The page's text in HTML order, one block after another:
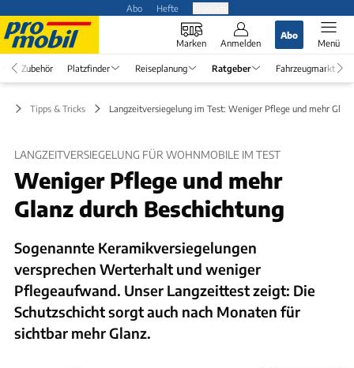
Abo Hefte
Marken Anmelden
Abo
Menü
Zubehör Platzfinder Reiseplanung Ratgeber Fahrzeugmarkt
Tipps & Tricks Langzeitversiegelung im Test: Weniger Pflege und mehr Glanz
LANGZEITVERSIEGELUNG FÜR WOHNMOBILE IM TEST
Weniger Pflege und mehr
Glanz durch Beschichtung
Sogenannte Keramikversiegelungen
versprechen Werterhalt und weniger
Pflegeaufwand. Unser Langzeittest zeigt: Die
Schutzschicht sorgt auch nach Monaten für
sichtbar mehr Glanz.